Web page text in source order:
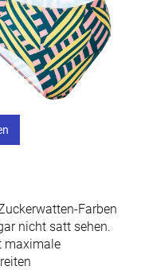
Farben
nicht satt sehen.
maximale